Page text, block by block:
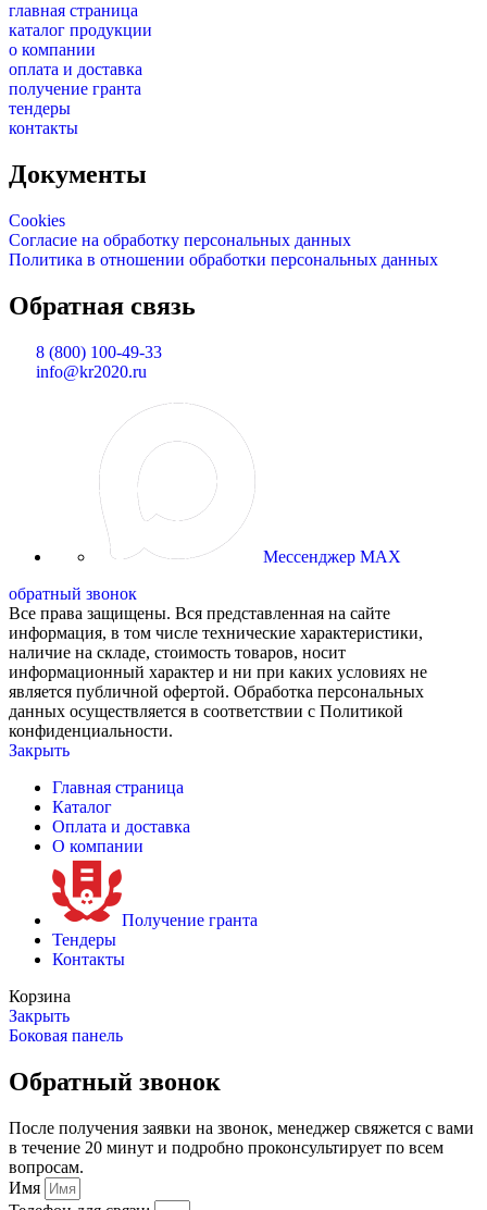
главная страница
каталог продукции
о компании
оплата и доставка
получение гранта
тендеры
контакты
Документы
Cookies
Согласие на обработку персональных данных
Политика в отношении обработки персональных данных
Обратная связь
8 (800) 100-49-33
info@kr2020.ru
Мессенджер MAX
обратный звонок
Все права защищены. Вся представленная на сайте
информация, в том числе технические характеристики,
наличие на складе, стоимость товаров, носит
информационный характер и ни при каких условиях не
является публичной офертой. Обработка персональных
данных осуществляется в соответствии с Политикой
конфиденциальности.
Закрыть
Главная страница
Каталог
Оплата и доставка
О компании
Получение гранта
Тендеры
Контакты
Корзина
Закрыть
Боковая панель
Обратный звонок
После получения заявки на звонок, менеджер свяжется с вами
в течение 20 минут и подробно проконсультирует по всем
вопросам.
Имя